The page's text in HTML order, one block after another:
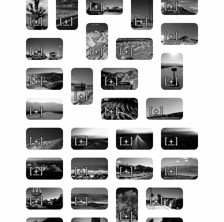
[ + ] [ + ]
[ + ]
[ + ]
[ + ]
[ + ]
[ + ]
[ + ]
[ + ]
[ + ]
[ + ]
[ + ]
[ + ]
[ + ] [ + ] [ + ]
[ + ] [ + ] [ + ] [ + ]
[ + ] [ + ] [ + ] [ + ]
[ + ]
[ + ]
[ + ]
[ + ]